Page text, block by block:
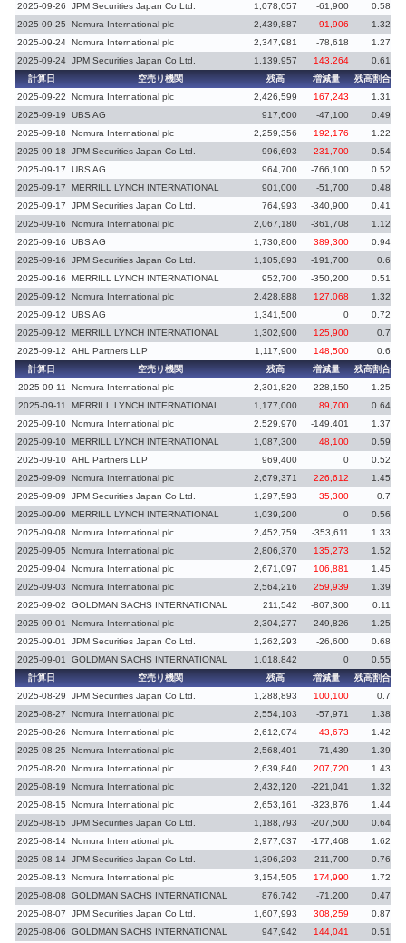
2025-09-26 JPM Securities Japan Co Ltd. 1,078,057 -61,900 0.58
2025-09-25
Nomura International plc 2,439,887 91,906 1.32
2025-09-24 Nomura International plc 2,347,981 -78,618 1.27
2025-09-24 JPM Securities Japan Co Ltd. 1,139,957 143,264 0.61
計算日
空売り機関 残高 増減量 残高割合
2025-09-22
Nomura International plc 2,426,599 167,243 1.31
2025-09-19
UBS AG 917,600 -47,100 0.49
2025-09-18
Nomura International plc 2,259,356 192,176
1.22
2025-09-18
JPM Securities Japan Co Ltd. 996,693 231,700 0.54
2025-09-17
UBS AG 964,700 -766,100 0.52
2025-09-17
MERRILL LYNCH INTERNATIONAL 901,000 -51,700 0.48
2025-09-17
JPM Securities Japan Co Ltd. 764,993 -340,900 0.41
2025-09-16
Nomura International plc 2,067,180 -361,708
1.12
2025-09-16
UBS AG 1,730,800 389,300 0.94
2025-09-16
JPM Securities Japan Co Ltd. 1,105,893 -191,700
0.6
2025-09-16
MERRILL LYNCH INTERNATIONAL 952,700 -350,200 0.51
2025-09-12
Nomura International plc 2,428,888 127,068 1.32
2025-09-12
UBS AG 1,341,500 0 0.72
2025-09-12
MERRILL LYNCH INTERNATIONAL 1,302,900 125,900 0.7
2025-09-12
AHL Partners LLP 1,117,900 148,500 0.6
計算日
空売り機関 残高 増減量 残高割合
2025-09-11
Nomura International plc 2,301,820 -228,150 1.25
2025-09-11
MERRILL LYNCH INTERNATIONAL 1,177,000 89,700 0.64
2025-09-10 Nomura International plc 2,529,970 -149,401 1.37
2025-09-10 MERRILL LYNCH INTERNATIONAL 1,087,300 48,100 0.59
2025-09-10 AHL Partners LLP 969,400 0 0.52
2025-09-09
Nomura International plc 2,679,371 226,612 1.45
2025-09-09
JPM Securities Japan Co Ltd. 1,297,593 35,300 0.7
2025-09-09
MERRILL LYNCH INTERNATIONAL 1,039,200 0 0.56
2025-09-08
Nomura International plc 2,452,759 -353,611 1.33
2025-09-05
Nomura International plc 2,806,370 135,273 1.52
2025-09-04 Nomura International plc 2,671,097 106,881 1.45
2025-09-03
Nomura International plc 2,564,216 259,939 1.39
2025-09-02
GOLDMAN SACHS INTERNATIONAL 211,542 -807,300 0.11
2025-09-01
Nomura International plc 2,304,277 -249,826 1.25
2025-09-01
JPM Securities Japan Co Ltd. 1,262,293 -26,600 0.68
2025-09-01
GOLDMAN SACHS INTERNATIONAL 1,018,842 0 0.55
計算日
空売り機関 残高 増減量 残高割合
2025-08-29
JPM Securities Japan Co Ltd. 1,288,893 100,100 0.7
2025-08-27
Nomura International plc 2,554,103 -57,971 1.38
2025-08-26
Nomura International plc 2,612,074 43,673 1.42
2025-08-25
Nomura International plc 2,568,401 -71,439 1.39
2025-08-20 Nomura International plc 2,639,840 207,720 1.43
2025-08-19
Nomura International plc 2,432,120 -221,041 1.32
2025-08-15
Nomura International plc 2,653,161 -323,876 1.44
2025-08-15
JPM Securities Japan Co Ltd. 1,188,793 -207,500 0.64
2025-08-14 Nomura International plc 2,977,037 -177,468
1.62
2025-08-14 JPM Securities Japan Co Ltd. 1,396,293 -211,700 0.76
2025-08-13
Nomura International plc 3,154,505 174,990
1.72
2025-08-08
GOLDMAN SACHS INTERNATIONAL 876,742 -71,200 0.47
2025-08-07
JPM Securities Japan Co Ltd. 1,607,993 308,259 0.87
2025-08-06
GOLDMAN SACHS INTERNATIONAL 947,942 144,041 0.51